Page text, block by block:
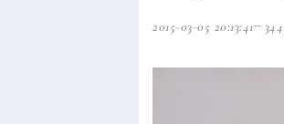
2015-03-05 20:13:41